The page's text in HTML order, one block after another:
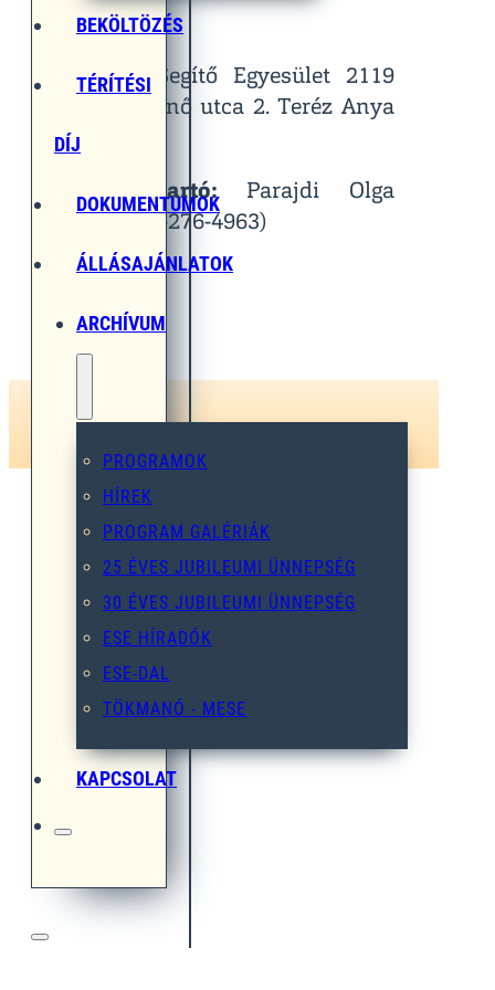
BEKÖLTÖZÉS
TÉRÍTÉSI
DÍJ
DOKUMENTUMOK
ÁLLÁSAJÁNLATOK
ARCHÍVUM
PROGRAMOK
HÍREK
PROGRAM GALÉRIÁK
25 ÉVES JUBILEUMI ÜNNEPSÉG
30 ÉVES JUBILEUMI ÜNNEPSÉG
ESE HÍRADÓK
ESE-DAL
TÖKMANÓ - MESE
KAPCSOLAT
Helyszín:
Egymást Segítő Egyesület 2119
Pécel, Pihenő utca 2. Teréz Anya
Terem
Kapcsolattartó:Parajdi Olga
(Tel.: 06-30-276-4963)